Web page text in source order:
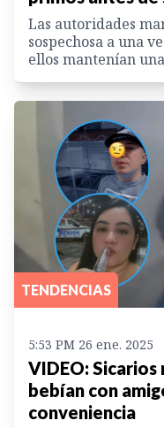
Las autoridades
sospechosa a una
ellos mantenían
TENDENCIAS
5:53 PM 26 ene. 2025
VIDEO: Sicarios
bebían con
conveniencia